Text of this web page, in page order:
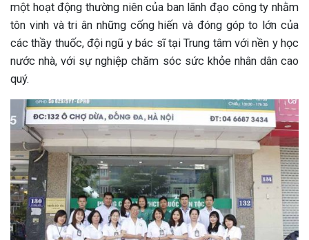
một hoạt động thường niên của ban lãnh đạo công ty nhằm
tôn vinh và tri ân những cống hiến và đóng góp to lớn của
các thầy thuốc, đội ngũ y bác sĩ tại Trung tâm với nền y học
nước nhà, với sự nghiệp chăm sóc sức khỏe nhân dân cao
quý.